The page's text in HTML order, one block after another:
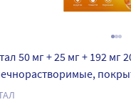
50 мг + 25 мг + 192 мг